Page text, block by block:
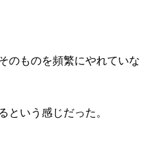
のものを頻繁にやれていな
という感じだった。